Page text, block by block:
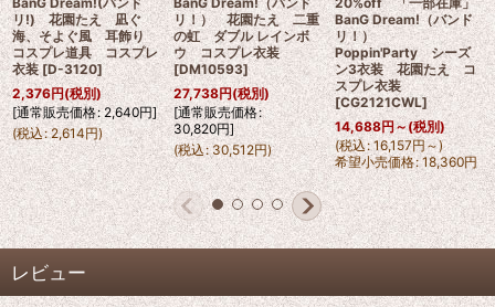
リ!) 花園たえ 凪ぐ
海、そよぐ風 耳飾り
コスプレ道具 コスプレ
衣装 [D-3120]
2,376円(税別)
[通常販売価格: 2,640円]
(税込: 2,614円)
リ！） 花園たえ 二重
の虹 ダブル レインボ
ウ コスプレ衣装
[DM10593]
27,738円(税別)
[通常販売価格:
30,820円]
(税込: 30,512円)
BanG Dream!（バンド
リ！）
Poppin'Party シーズ
ン3衣装 花園たえ コ
スプレ衣装
[CG2121CWL]
14,688円～(税別)
(税込 : 16,157円～)
希望小売価格: 18,360円
レビュー